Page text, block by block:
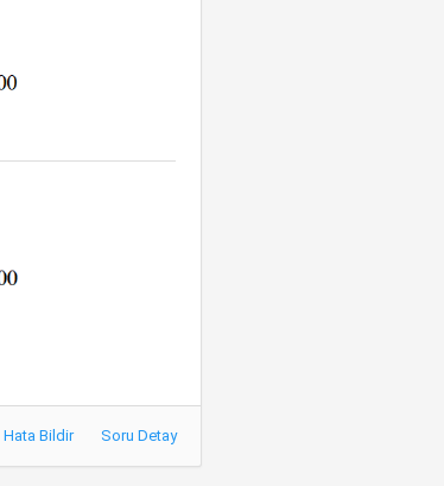
Hata Bildir Soru Detay